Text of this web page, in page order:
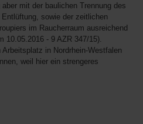
mit der baulichen Trennung des
sowie der zeitlichen
im Raucherraum ausreichend
10.05.2016 - 9 AZR 347/15).
in Nordrhein-Westfalen
weil hier ein strengeres